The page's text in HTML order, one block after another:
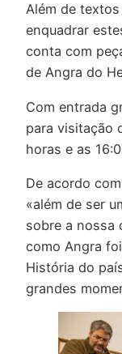
Além de
enquadrar
conta com
de Angra do
Com entrada
para visitação
horas e as
De acordo
«além de ser
sobre a nossa
como Angra
História do
grandes